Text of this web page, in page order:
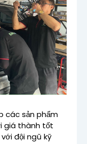
các sản phẩm
giá thành tốt
đội ngũ kỹ